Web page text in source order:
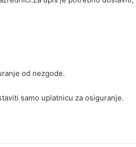
od nezgode.
samo uplatnicu za osiguranje.